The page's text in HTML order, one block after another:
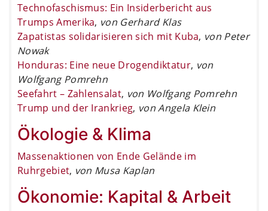
Technofaschismus: Ein Insiderbericht aus
Trumps Amerika, von Gerhard Klas
Zapatistas solidarisieren sich mit Kuba, von Peter
Nowak
Honduras: Eine neue Drogendiktatur, von
Wolfgang Pomrehn
Seefahrt – Zahlensalat, von Wolfgang Pomrehn
Trump und der Irankrieg, von Angela Klein
Ökologie & Klima
Massenaktionen von Ende Gelände im
Ruhrgebiet, von Musa Kaplan
Ökonomie: Kapital & Arbeit